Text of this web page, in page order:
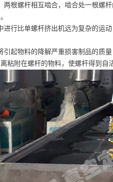
两根螺杆相互啮合，啮合处一根螺
进行比单螺杆挤出机远为复杂的运
起物料的降解严重损害制品的质量
粘附在螺杆的物料，使螺杆得到自